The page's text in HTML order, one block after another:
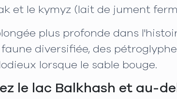
et le kymyz (lait de jument
plus profonde dans
diversifiée, des
lorsque le sable bouge.
le lac Balkhash et au-